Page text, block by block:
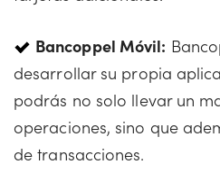
Bancoppel Móvil:
desarrollar su propia
podrás no solo llevar un
operaciones, sino que
de transacciones.